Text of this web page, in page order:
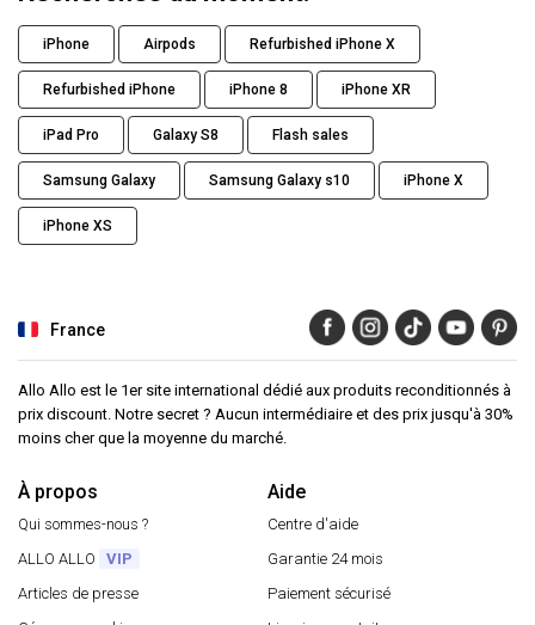
iPhone Airpods Refurbished iPhone X
Refurbished iPhone iPhone 8 iPhone XR
iPad Pro Galaxy S8 Flash sales
Samsung Galaxy Samsung Galaxy s10 iPhone X
iPhone XS
France
Allo Allo est le 1er site international dédié aux produits reconditionnés à
prix discount. Notre secret ? Aucun intermédiaire et des prix jusqu'à 30%
moins cher que la moyenne du marché.
À propos
Qui sommes-nous ?
ALLO ALLO
VIP
Articles de presse
Aide
Centre d'aide
Garantie 24 mois
Paiement sécurisé